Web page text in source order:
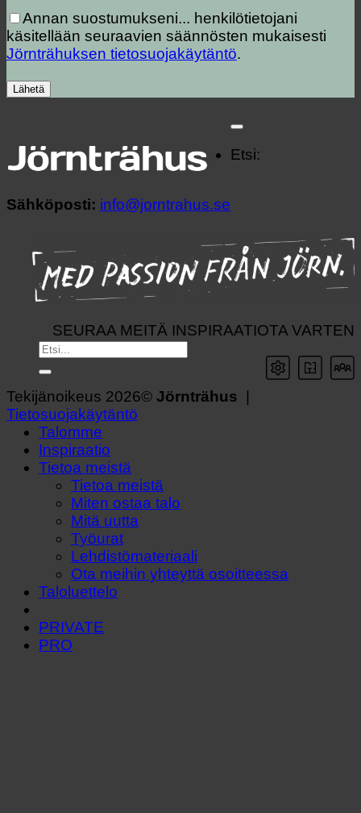
Annan suostumukseni... henkilötietojani
käsitellään seuraavien säännösten mukaisesti
Jörnträhuksen tietosuojakäytäntö.
Sähköposti: info@jorntrahus.se
SEURAA MEITÄ INSPIRAATIOTA VARTEN
Tekijänoikeus 2026© Jörnträhus |
Tietosuojakäytäntö
Etsi:
Talomme
Inspiraatio
Tietoa meistä
Tietoa meistä
Miten ostaa talo
Mitä uutta
Työurat
Lehdistömateriaali
Ota meihin yhteyttä osoitteessa
Taloluettelo
PRIVATE
PRO